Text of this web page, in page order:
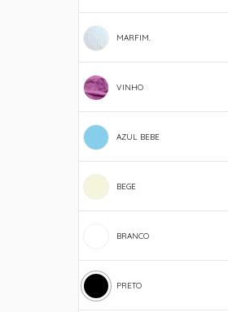
MARFIM.
VINHO
AZUL BEBE
BEGE
BRANCO
PRETO